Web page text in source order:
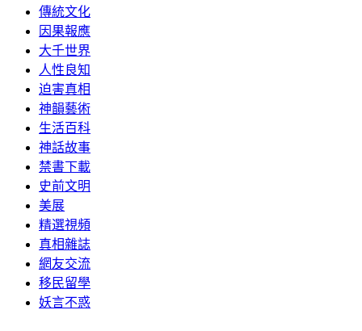
傳統文化
因果報應
大千世界
人性良知
迫害真相
神韻藝術
生活百科
神話故事
禁書下載
史前文明
美展
精選視頻
真相雜誌
網友交流
移民留學
妖言不惑